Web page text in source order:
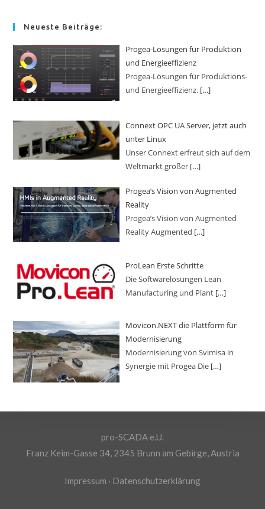
Neueste Beiträge:
Progea-Lösungen für Produktion
und Energieeffizienz
Progea-Lösungen für Produktions-
und Energieeffizienz. […]
Connext OPC UA Server, jetzt auch
unter Linux
Unser Connext erfreut sich auf dem
Weltmarkt großer […]
Progea’s Vision von Augmented
Reality
Progea’s Vision von Augmented
Reality Augmented […]
ProLean Erste Schritte
Die Softwarelösungen Lean
Manufacturing und Plant […]
Movicon.NEXT die Plattform für
Modernisierung
Modernisierung von Svimisa in
Synergie mit Progea Die […]
pro-SCADA e.U.
Franz Keim-Gasse 34, 2345 Brunn am Gebirge, Austria
Impressum · Datenschutzerklärung